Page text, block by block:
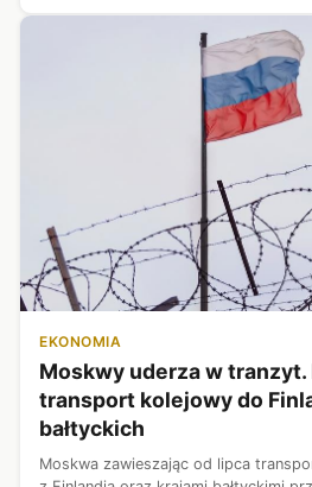
EKONOMIA
Moskwy uderza w tranzyt.
transport kolejowy do
bałtyckich
Moskwa zawieszając od lipca